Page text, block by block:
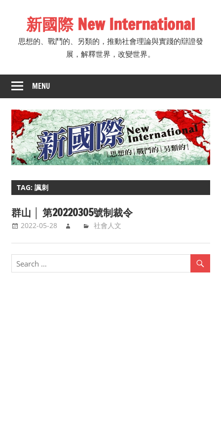
新國際 New International
思想的、戰鬥的、另類的，推動社會理論與實踐的辯證發
展，解釋世界，改變世界。
MENU
TAG: 諷刺
群山 │ 第20220305號制裁令
2022-05-28 社會人文